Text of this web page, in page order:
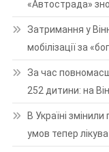
«Автострада»
Затримання у
мобілізації за
За час
252 дитини: на
В Україні змінили
умов тепер